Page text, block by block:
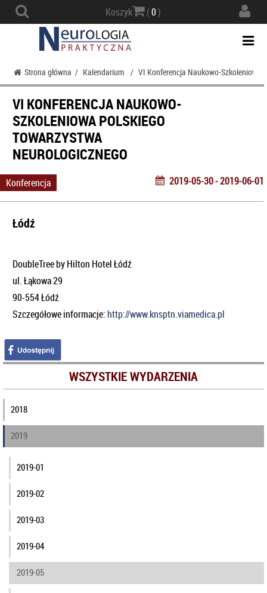
Koszyk (0)
Strona główna / Kalendarium / VI Konferencja Naukowo-Szkoleniowa
VI KONFERENCJA NAUKOWO-
SZKOLENIOWA POLSKIEGO
TOWARZYSTWA
NEUROLOGICZNEGO
Konferencja 2019-05-30 - 2019-06-01
Łódź
DoubleTree by Hilton Hotel Łódź
ul. Łąkowa 29
90-554 Łódź
Szczegółowe informacje:http://www.knsptn.viamedica.pl
WSZYSTKIE WYDARZENIA
2018
2019
2019-01
2019-02
2019-03
2019-04
2019-05